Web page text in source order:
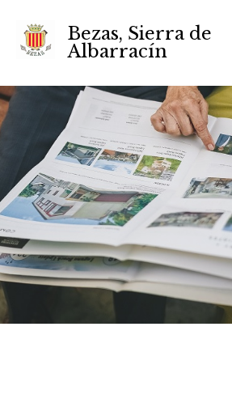
Bezas, Sierra de
Albarracín